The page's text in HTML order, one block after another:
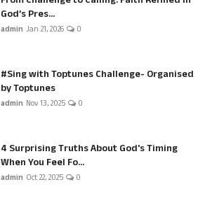
God’s Pres...
admin Jan 21, 2026 0
#Sing with Toptunes Challenge- Organised
by Toptunes
admin Nov 13, 2025 0
4 Surprising Truths About God's Timing
When You Feel Fo...
admin Oct 22, 2025 0